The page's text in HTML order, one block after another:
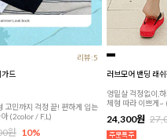
리뷰:5
드
고민까지 걱정 끝! 편하게 입는
(2color / F,L)
원 10%
러브모어 밴딩 래
엉밑살 걱정없이,
체형 따라 이쁘게~
24,300원